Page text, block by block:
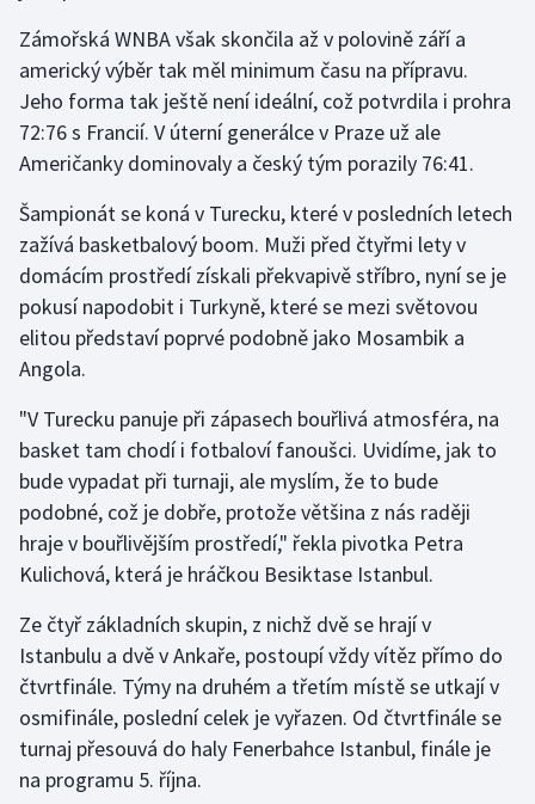
Zámořská WNBA však skončila až v polovině září a
americký výběr tak měl minimum času na přípravu.
Jeho forma tak ještě není ideální, což potvrdila i prohra
72:76 s Francií. V úterní generálce v Praze už ale
Američanky dominovaly a český tým porazily 76:41.
Šampionát se koná v Turecku, které v posledních letech
zažívá basketbalový boom. Muži před čtyřmi lety v
domácím prostředí získali překvapivě stříbro, nyní se je
pokusí napodobit i Turkyně, které se mezi světovou
elitou představí poprvé podobně jako Mosambik a
Angola.
"V Turecku panuje při zápasech bouřlivá atmosféra, na
basket tam chodí i fotbaloví fanoušci. Uvidíme, jak to
bude vypadat při turnaji, ale myslím, že to bude
podobné, což je dobře, protože většina z nás raději
hraje v bouřlivějším prostředí," řekla pivotka Petra
Kulichová, která je hráčkou Besiktase Istanbul.
Ze čtyř základních skupin, z nichž dvě se hrají v
Istanbulu a dvě v Ankaře, postoupí vždy vítěz přímo do
čtvrtfinále. Týmy na druhém a třetím místě se utkají v
osmifinále, poslední celek je vyřazen. Od čtvrtfinále se
turnaj přesouvá do haly Fenerbahce Istanbul, finále je
na programu 5. října.